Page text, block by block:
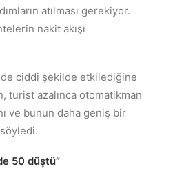
atılması gerekiyor.
nakit akışı
ciddi şekilde etkilediğine
turist azalınca otomatikman
ve bunun daha geniş bir
50 düştü”